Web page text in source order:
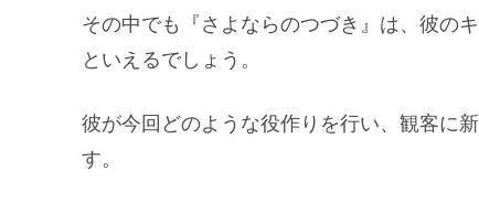
その中でも『さよならのつづき』は、彼の
といえるでしょう。
彼が今回どのような役作りを行い、観客に
す。